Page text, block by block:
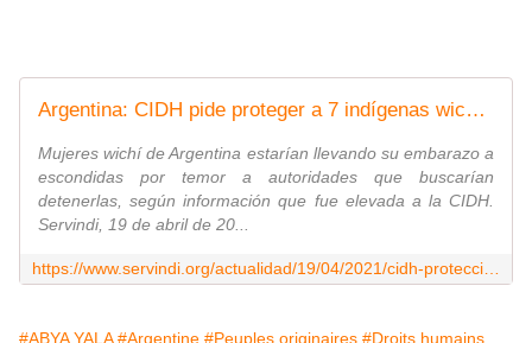
Argentina: CIDH pide proteger a 7 indígenas wichí embarazadas
Mujeres wichí de Argentina estarían llevando su embarazo a
escondidas por temor a autoridades que buscarían
detenerlas, según información que fue elevada a la CIDH.
Servindi, 19 de abril de 20...
#ABYA YALA #Argentine #Peuples originaires #Droits humains